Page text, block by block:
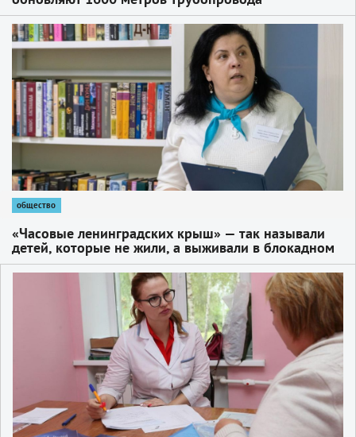
1
общество
«Часовые ленинградских крыш» — так называли
детей, которые не жили, а выживали в блокадном
Ленинграде